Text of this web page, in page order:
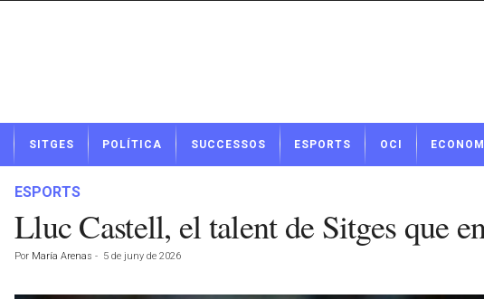
t
SITGES POLÍTICA SUCCESSOS ESPORTS OCI
ESPORTS
Lluc Castell, el talent de Sitges que
Por María Arenas - 5 de juny de 2026